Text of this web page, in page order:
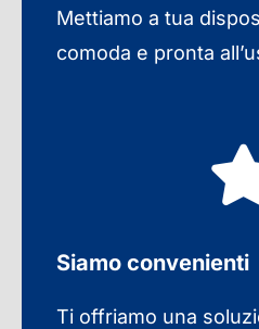
Mettiamo a tua
comoda e pronta
Siamo convenienti
Ti offriamo una